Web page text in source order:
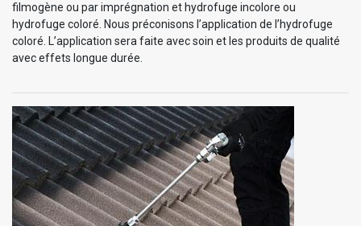
filmogène ou par imprégnation et hydrofuge incolore ou
hydrofuge coloré. Nous préconisons l’application de l’hydrofuge
coloré. L’application sera faite avec soin et les produits de qualité
avec effets longue durée.